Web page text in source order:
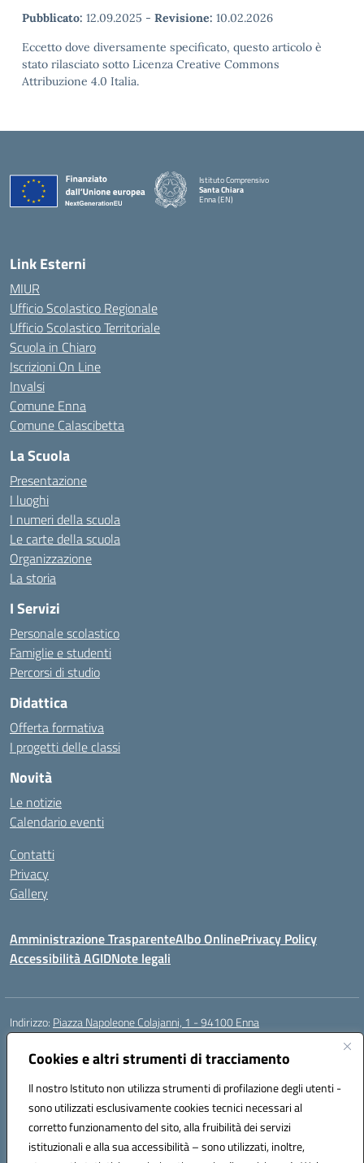
Cookies e altri strumenti di tracciamento
Il nostro Istituto non utilizza strumenti di profilazione degli utenti -
sono utilizzati esclusivamente cookies tecnici necessari al
corretto funzionamento del sito, alla fruibilità dei servizi
istituzionali e alla sua accessibilità – sono utilizzati, inoltre,
Pubblicato: 12.09.2025 - Revisione: 10.02.2026
Eccetto dove diversamente specificato, questo articolo è
stato rilasciato sotto Licenza Creative Commons
Attribuzione 4.0 Italia.
Istituto Comprensivo
Santa Chiara
Enna (EN)
Link Esterni
MIUR
Ufficio Scolastico Regionale
Ufficio Scolastico Territoriale
Scuola in Chiaro
Iscrizioni On Line
Invalsi
Comune Enna
Comune Calascibetta
La Scuola
Presentazione
I luoghi
I numeri della scuola
Le carte della scuola
Organizzazione
La storia
I Servizi
Personale scolastico
Famiglie e studenti
Percorsi di studio
Didattica
Offerta formativa
I progetti delle classi
Novità
Le notizie
Calendario eventi
Contatti
Privacy
Gallery
Amministrazione TrasparenteAlbo OnlinePrivacy Policy
Accessibilità AGIDNote legali
Indirizzo: Piazza Napoleone Colajanni, 1 - 94100 Enna
Centralino:
Posta elettronica certificata (PEC):enic81500a@pec.istruzione.it
Codice fiscale: 91049500860
Codice meccanografico:enic81500a
Codice Indice delle Pubbliche Amministrazioni (IPA): istsc_enic81500a
Codice unico di fatturazione (CUF): UFIB1Z